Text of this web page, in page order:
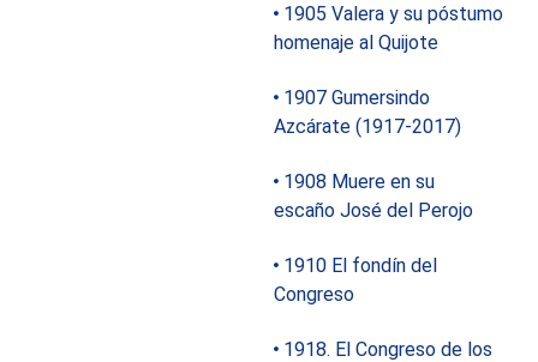
1905 Valera y su póstumo
homenaje al Quijote
1907 Gumersindo
Azcárate (1917-2017)
1908 Muere en su
escaño José del Perojo
1910 El fondín del
Congreso
1918. El Congreso de los